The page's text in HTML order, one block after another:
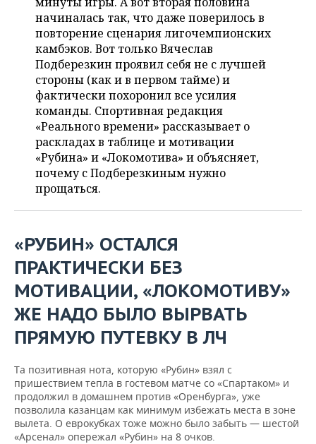
ОПК
ЭНЕРГЕТИКА
УСЛУГИ
МЕДИА
ТЕЛЕКОММУНИКАЦИИ
ВЫЕЗДНАЯ РЕДАКЦИЯ
БИЗНЕС-БРАНЧИ
ONLINE-КОНФЕРЕНЦИИ
ОТКРЫТАЯ ЛЕКЦИЯ
НОВОСТИ СПОРТА
ФУТБОЛ
ХОККЕЙ
БАСКЕТБОЛ
ВОЛЕЙБОЛ
КИБЕРСПОРТ
ВОДНЫЕ ВИДЫ СПОРТА
ХОККЕЙ С МЯЧОМ
ОБЩЕСТВО
НОВОСТИ ОБЩЕСТВА
ВЛАСТЬ
ИНФРАСТРУКТУРА
ИСТОРИЯ
КУЛЬТУРА
ОБРАЗОВАНИЕ
ПРОИСШЕСТВИЯ
ФОТОГАЛЕРЕЯ
СЮЖЕТЫ
СПРАВОЧНИК
СПИСОК ПЕРСОН
СПИСОК КОМПАНИЙ
ПОЛНАЯ ВЕРСИЯ
начиналась так, что даже поверилось в
повторение сценария лигочемпионских
камбэков. Вот только Вячеслав
Подберезкин проявил себя не с лучшей
стороны (как и в первом тайме) и
фактически похоронил все усилия
команды. Спортивная редакция
«Реального времени» рассказывает о
раскладах в таблице и мотивации
«Рубина» и «Локомотива» и объясняет,
почему с Подберезкиным нужно
прощаться.
«РУБИН» ОСТАЛСЯ
ПРАКТИЧЕСКИ БЕЗ
МОТИВАЦИИ, «ЛОКОМОТИВУ»
ЖЕ НАДО БЫЛО ВЫРВАТЬ
ПРЯМУЮ ПУТЕВКУ В ЛЧ
Та позитивная нота, которую «Рубин» взял с
пришествием тепла в гостевом матче со «Спартаком» и
продолжил в домашнем против «Оренбурга», уже
позволила казанцам как минимум избежать места в зоне
вылета. О еврокубках тоже можно было забыть — шестой
«Арсенал» опережал «Рубин» на 8 очков.